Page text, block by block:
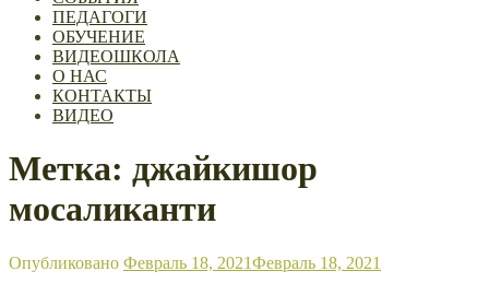
ПЕДАГОГИ
ОБУЧЕНИЕ
ВИДЕОШКОЛА
О НАС
КОНТАКТЫ
ВИДЕО
Метка: джайкишор
мосаликанти
Опубликовано Февраль 18, 2021Февраль 18, 2021